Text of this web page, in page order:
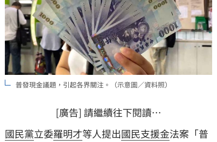
普發現金議題，引起各界關注。（示意圖／資料照）
[廣告] 請繼續往下閱讀…
國民黨立委羅明才等人提出國民支援金法案「普